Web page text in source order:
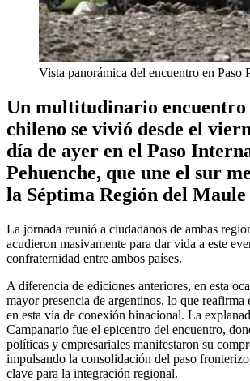
Vista panorámica del encuentro en Paso
Un multitudinario
chileno se vivió desde el
día de ayer en el Paso
Pehuenche, que une el sur
la Séptima Región del
La jornada reunió a ciudadanos de ambas
acudieron masivamente para dar vida a este
confraternidad entre ambos países.
A diferencia de ediciones anteriores, en esta
mayor presencia de argentinos, lo que reafirma
en esta vía de conexión binacional. La
Campanario fue el epicentro del encuentro,
políticas y empresariales manifestaron su
impulsando la consolidación del paso
clave para la integración regional.